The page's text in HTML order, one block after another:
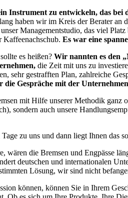
Instrument zu entwickeln, das bei
haben wir im Kreis der Berater
Managementstudio, das viel
Es war eine
es heißen? Wir nannten es den
die Zeit mit uns zu
sehr gestrafften Plan, zahlreiche
die Gespräche mit der
mit Hilfe unserer Methodik ganz
sondern auch unsere
zu uns und dann liegt Ihnen das
wären die Bremsen und Engpässe
deutschen und internationalen
Lösung, wir sind nicht
können, können Sie in Ihrem